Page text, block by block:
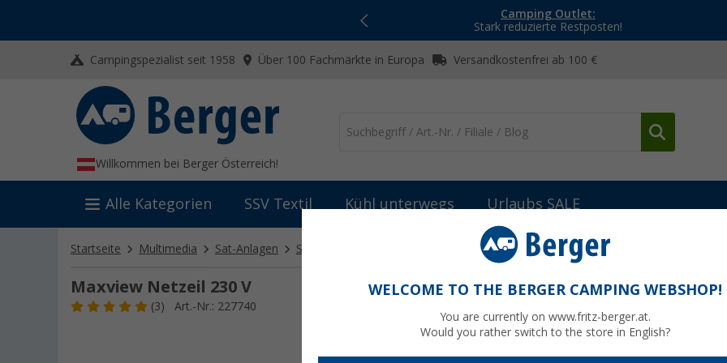
Camping Outlet:
Stark reduzierte Restposten!
Campingspezialist seit 1958 Über 100 Fachmärkte in Europa Versandkostenfrei ab 100 €
Willkommen bei Berger Österreich!
Alle Kategorien SSV Textil Kühl unterwegs Urlaubs SALE
Startseite Multimedia Sat-Anlagen Sat-Zubehör Maxview Netzeil (230 V)
Maxview Netzeil 230 V
(3) Art.-Nr.: 227740
WELCOME TO THE BERGER CAMPING WEBSHOP!
You are currently on www.fritz-berger.at.
Would you rather switch to the store in English?